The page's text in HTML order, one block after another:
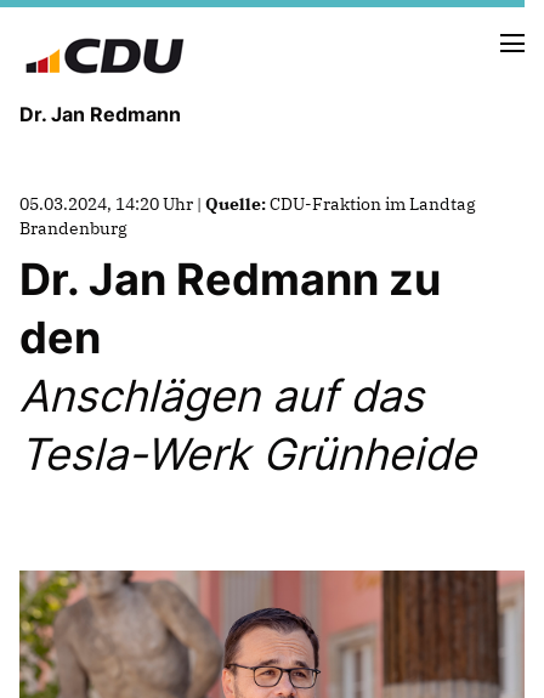
Dr. Jan Redmann
MEINE HEIMAT
TERMINE
05.03.2024, 14:20 Uhr | Quelle:CDU-Fraktion im Landtag
Brandenburg
Dr. Jan Redmann zu
den
Anschlägen auf das
Tesla-Werk Grünheide